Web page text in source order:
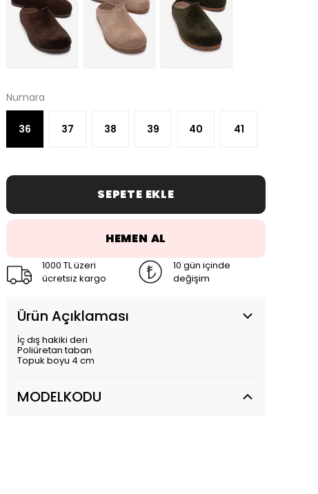
Numara
36 37 38 39 40 41
SEPETE EKLE
HEMEN AL
1000 TL üzeri
ücretsiz kargo
10 gün içinde
değişim
Ürün Açıklaması
İç dış hakiki deri
Poliüretan taban
Topuk boyu 4 cm
MODELKODU